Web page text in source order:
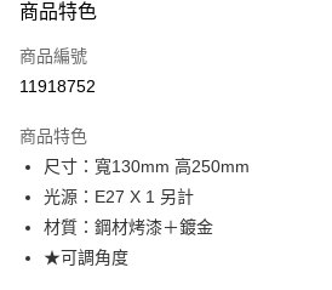
信用卡一次付款
LINE Pay
街口支付
悠遊付
Google Pay
商品特色
商品編號
11918752
商品特色
尺寸：寬130mm 高250mm
光源：E27 X 1 另計
材質：鋼材烤漆＋鍍金
★可調角度